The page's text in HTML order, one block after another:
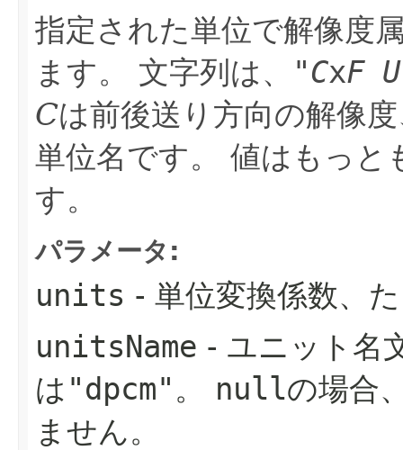
指定された単位で解像度
ます。
文字列は、 "CxF U
Cは前後送り方向の解像
単位名です。
値はもっと
す。
パラメータ:
units - 単位変換係数、
unitsName - ユニット名
は "dpcm" 。 nullの場合
ません。